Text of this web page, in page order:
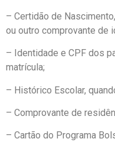
– Certidão de
ou outro comprovante de
– Identidade e CPF dos
matrícula;
– Histórico Escolar,
– Comprovante de
– Cartão do Programa